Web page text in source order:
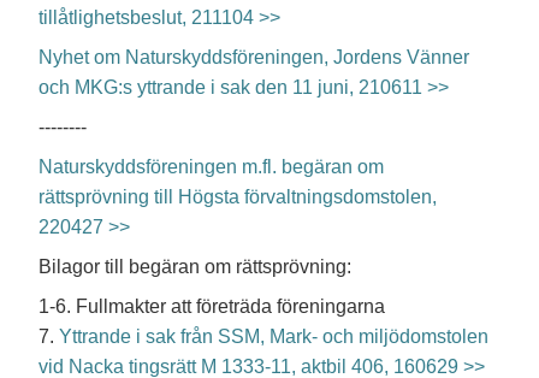
tillåtlighetsbeslut, 211104 >>
Nyhet om Naturskyddsföreningen, Jordens Vänner
och MKG:s yttrande i sak den 11 juni, 210611 >>
--------
Naturskyddsföreningen m.fl. begäran om
rättsprövning till Högsta förvaltningsdomstolen,
220427 >>
Bilagor till begäran om rättsprövning:
1-6. Fullmakter att företräda föreningarna
7. Yttrande i sak från SSM, Mark- och miljödomstolen
vid Nacka tingsrätt M 1333-11, aktbil 406, 160629 >>